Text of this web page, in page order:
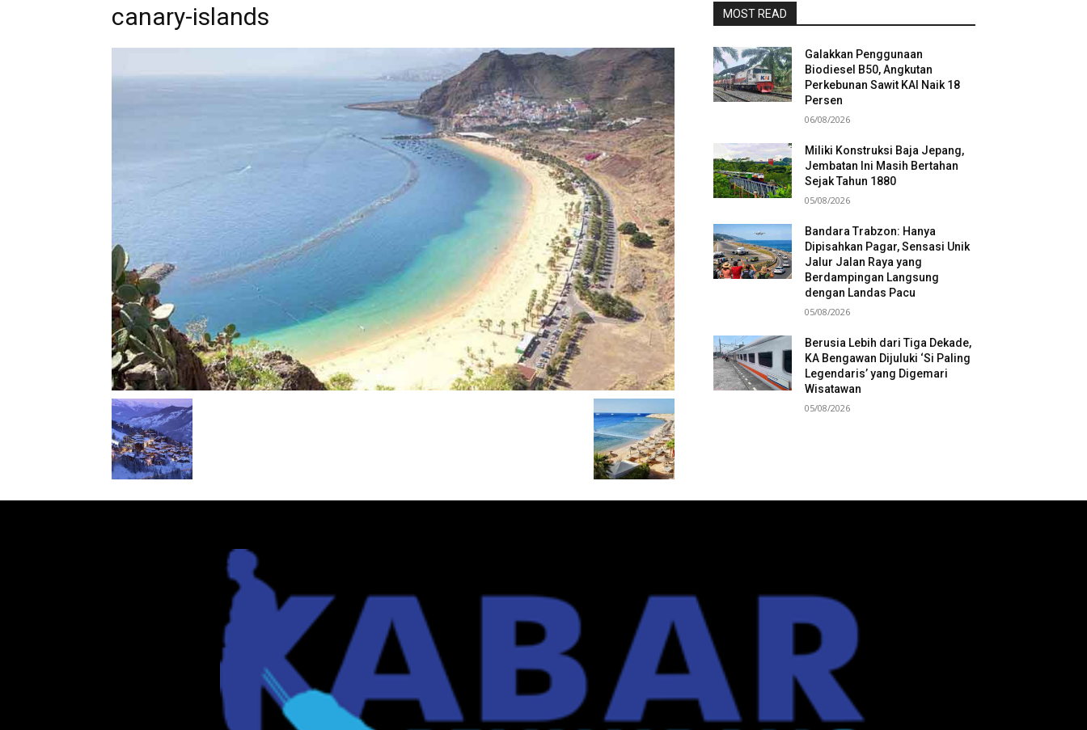
canary-islands MOST READ
Galakkan Penggunaan
Biodiesel B50, Angkutan
Perkebunan Sawit KAI Naik 18
Persen
06/08/2026
Miliki Konstruksi Baja Jepang,
Jembatan Ini Masih Bertahan
Sejak Tahun 1880
05/08/2026
Bandara Trabzon: Hanya
Dipisahkan Pagar, Sensasi Unik
Jalur Jalan Raya yang
Berdampingan Langsung
dengan Landas Pacu
05/08/2026
Berusia Lebih dari Tiga Dekade,
KA Bengawan Dijuluki ‘Si Paling
Legendaris’ yang Digemari
Wisatawan
05/08/2026